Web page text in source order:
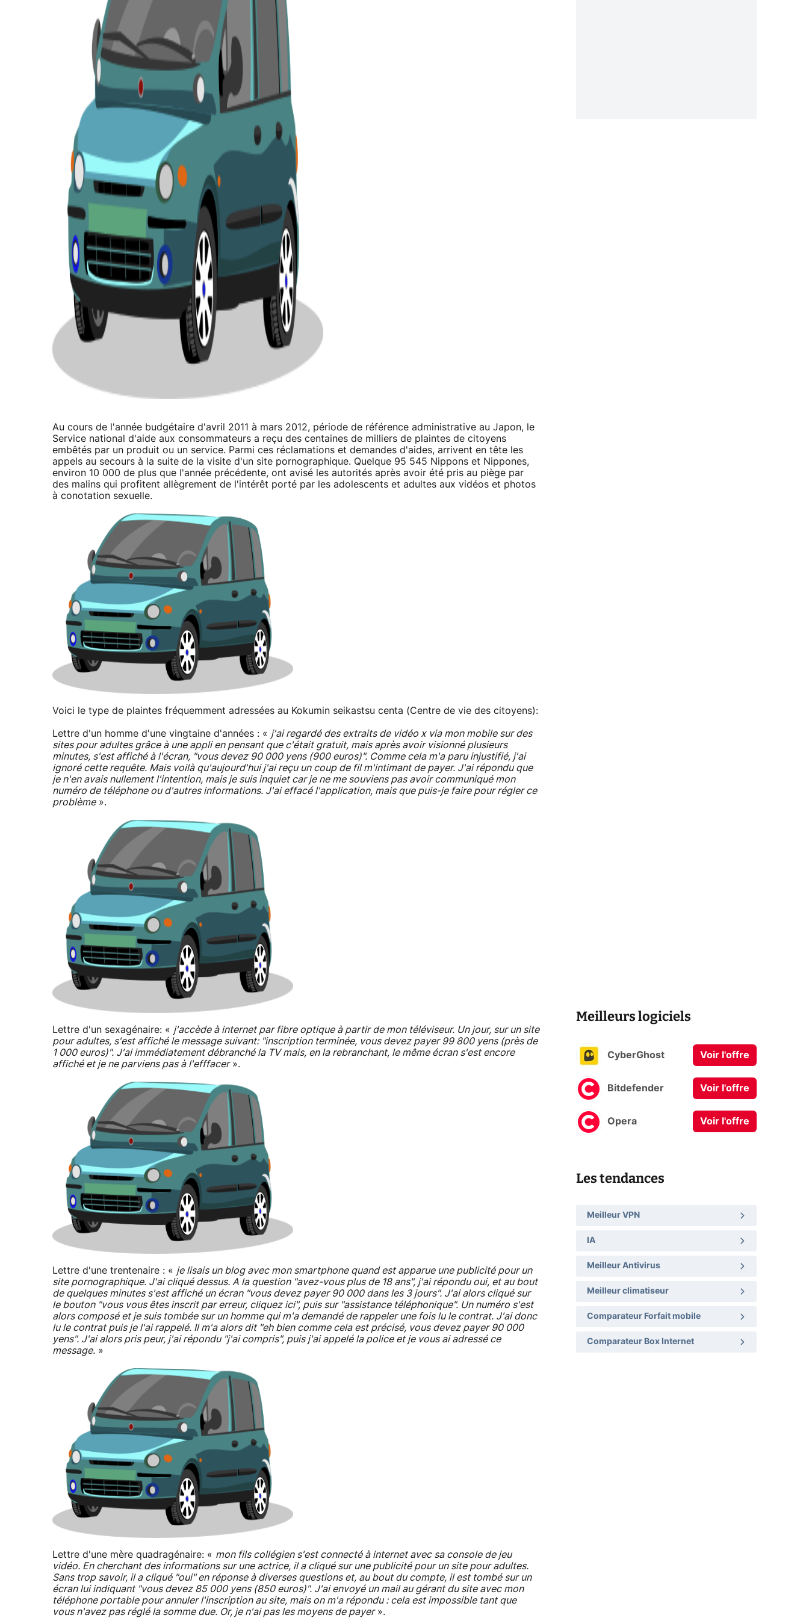
Au cours de l'année budgétaire d'avril 2011 à mars 2012, période de référence administrative au Japon, le
Service national d'aide aux consommateurs a reçu des centaines de milliers de plaintes de citoyens
embêtés par un produit ou un service. Parmi ces réclamations et demandes d'aides, arrivent en tête les
appels au secours à la suite de la visite d'un site pornographique. Quelque 95 545 Nippons et Nippones,
environ 10 000 de plus que l'année précédente, ont avisé les autorités après avoir été pris au piège par
des malins qui profitent allègrement de l'intérêt porté par les adolescents et adultes aux vidéos et photos
à conotation sexuelle.
Voici le type de plaintes fréquemment adressées au Kokumin seikastsu centa (Centre de vie des citoyens):
Lettre d'un homme d'une vingtaine d'années : « j'ai regardé des extraits de vidéo x via mon mobile sur des
sites pour adultes grâce à une appli en pensant que c'était gratuit, mais après avoir visionné plusieurs
minutes, s'est affiché à l'écran, "vous devez 90 000 yens (900 euros)". Comme cela m'a paru injustifié, j'ai
ignoré cette requête. Mais voilà qu'aujourd'hui j'ai reçu un coup de fil m'intimant de payer. J'ai répondu que
je n'en avais nullement l'intention, mais je suis inquiet car je ne me souviens pas avoir communiqué mon
numéro de téléphone ou d'autres informations. J'ai effacé l'application, mais que puis-je faire pour régler ce
problème».
Lettre d'un sexagénaire: « j'accède à internet par fibre optique à partir de mon téléviseur. Un jour, sur un site
pour adultes, s'est affiché le message suivant: "inscription terminée, vous devez payer 99 800 yens (près de
1 000 euros)". J'ai immédiatement débranché la TV mais, en la rebranchant, le même écran s'est encore
affiché et je ne parviens pas à l'efffacer».
Lettre d'une trentenaire : « je lisais un blog avec mon smartphone quand est apparue une publicité pour un
site pornographique. J'ai cliqué dessus. A la question "avez-vous plus de 18 ans", j'ai répondu oui, et au bout
de quelques minutes s'est affiché un écran "vous devez payer 90 000 dans les 3 jours". J'ai alors cliqué sur
le bouton "vous vous êtes inscrit par erreur, cliquez ici", puis sur "assistance téléphonique". Un numéro s'est
alors composé et je suis tombée sur un homme qui m'a demandé de rappeler une fois lu le contrat. J'ai donc
lu le contrat puis je l'ai rappelé. Il m'a alors dit "eh bien comme cela est précisé, vous devez payer 90 000
yens". J'ai alors pris peur, j'ai répondu "j'ai compris", puis j'ai appelé la police et je vous ai adressé ce
message. »
Lettre d'une mère quadragénaire: « mon fils collégien s'est connecté à internet avec sa console de jeu
vidéo. En cherchant des informations sur une actrice, il a cliqué sur une publicité pour un site pour adultes.
Sans trop savoir, il a cliqué "oui" en réponse à diverses questions et, au bout du compte, il est tombé sur un
écran lui indiquant "vous devez 85 000 yens (850 euros)". J'ai envoyé un mail au gérant du site avec mon
téléphone portable pour annuler l'inscription au site, mais on m'a répondu : cela est impossible tant que
vous n'avez pas réglé la somme due. Or, je n'ai pas les moyens de payer».
Meilleurs logiciels
CyberGhost Voir l'offre
Bitdefender Voir l'offre
Opera Voir l'offre
Les tendances
Meilleur VPN
IA
Meilleur Antivirus
Meilleur climatiseur
Comparateur Forfait mobile
Comparateur Box Internet